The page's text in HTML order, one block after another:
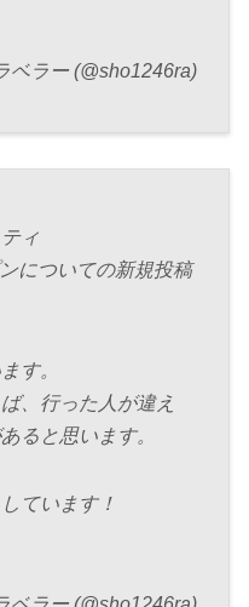
ラー (@sho1246ra)
ィ
についての新規投稿
す。
、行った人が違え
ると思います。
ています！